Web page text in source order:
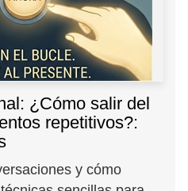
¿Cómo salir del
repetitivos?:
y cómo